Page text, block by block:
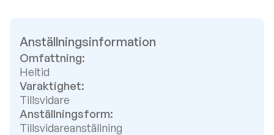
Anställningsinformation
Omfattning:
Heltid
Varaktighet:
Tillsvidare
Anställningsform:
Tillsvidareanställning